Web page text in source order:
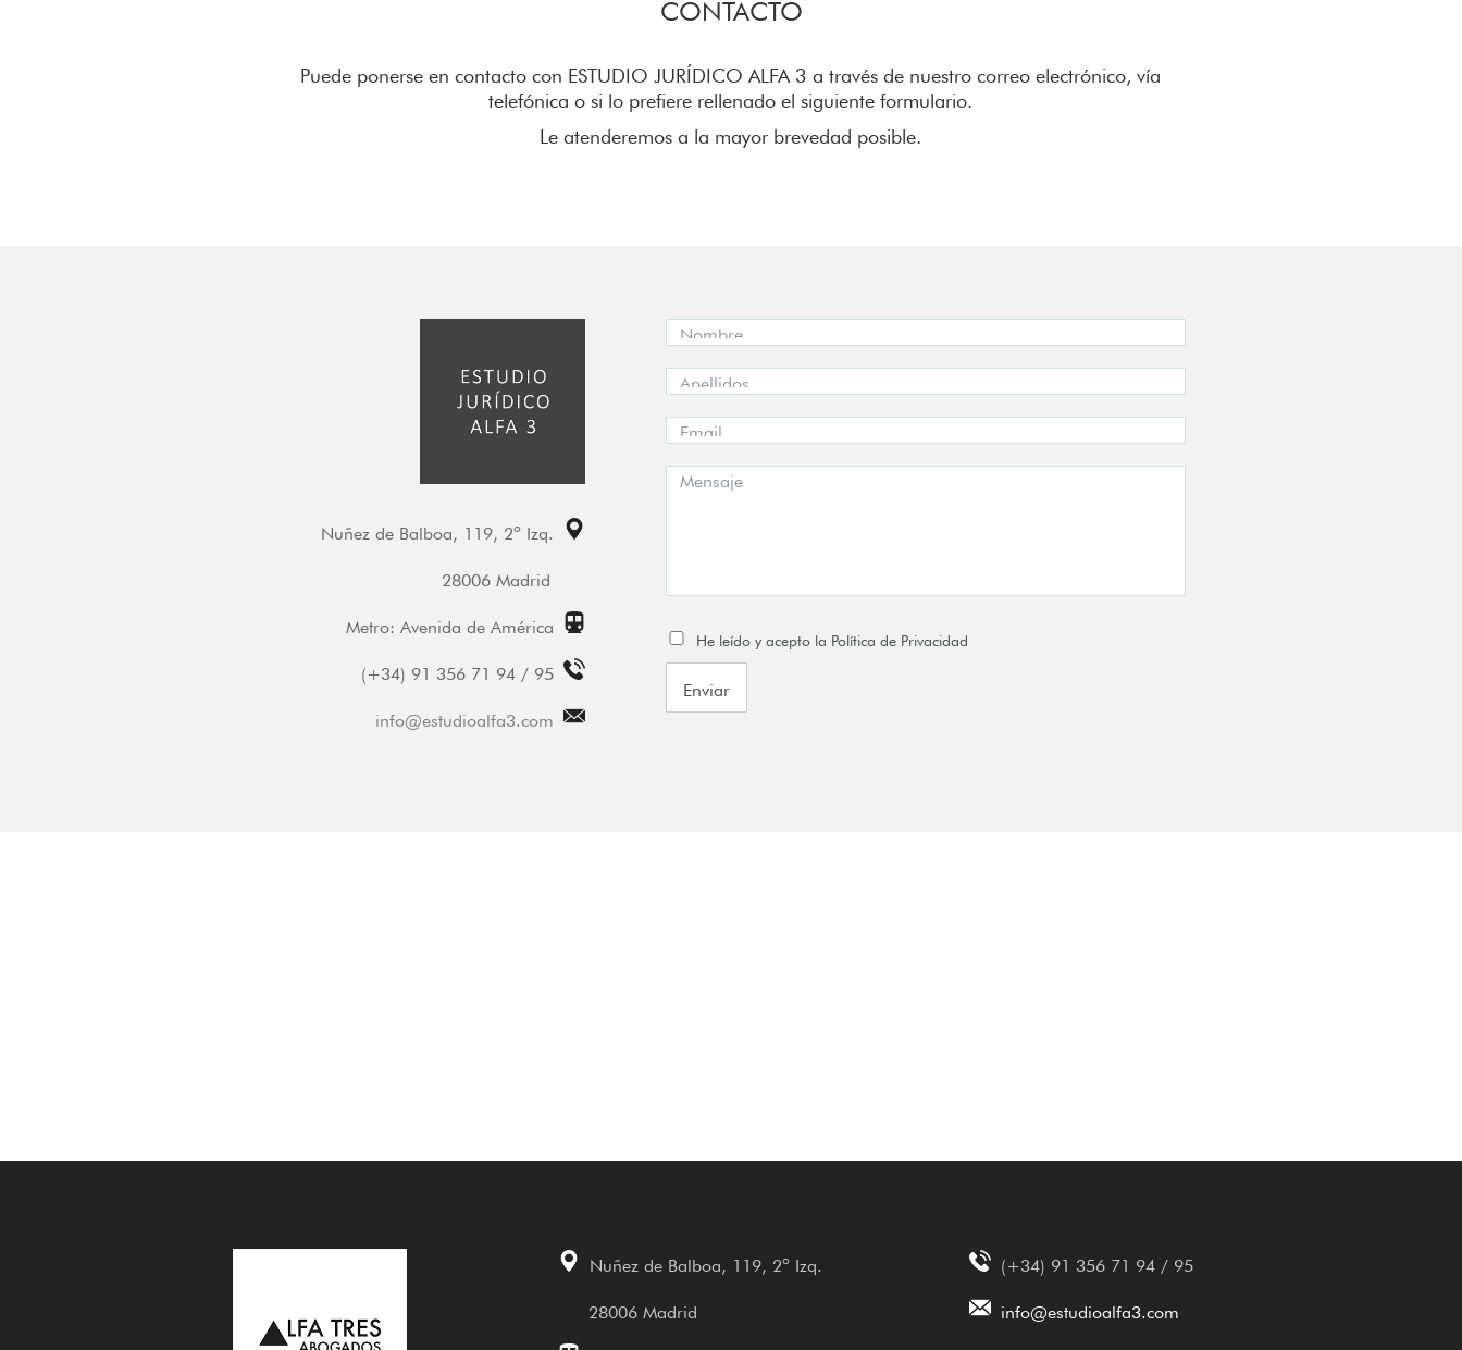
CONTACTO
Puede ponerse en contacto con ESTUDIO JURÍDICO ALFA 3 a través de nuestro correo electrónico, vía
telefónica o si lo prefiere rellenado el siguiente formulario.
Le atenderemos a la mayor brevedad posible.
Nuñez de Balboa, 119, 2º Izq.
28006 Madrid
Metro: Avenida de América
(+34) 91 356 71 94 / 95
info@estudioalfa3.com
He leído y acepto la Política de Privacidad
Enviar
Nuñez de Balboa, 119, 2º Izq.
28006 Madrid
(+34) 91 356 71 94 / 95
info@estudioalfa3.com